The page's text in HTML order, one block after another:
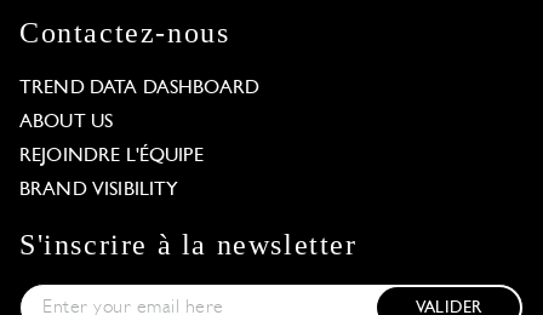
Contactez-nous
TREND DATA DASHBOARD
ABOUT US
REJOINDRE L'ÉQUIPE
BRAND VISIBILITY
S'inscrire à la newsletter
VALIDER